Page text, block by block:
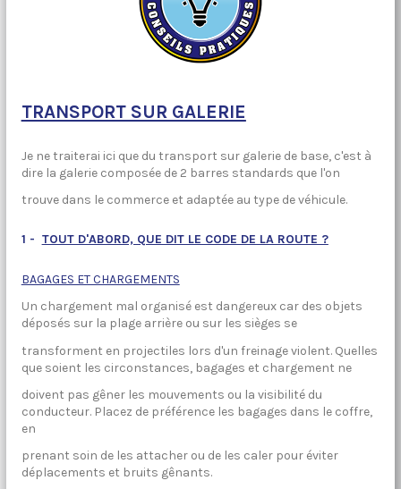
TRANSPORT SUR GALERIE
Je ne traiterai ici que du transport sur galerie de base, c'est à
dire la galerie composée de 2 barres standards que l'on
trouve dans le commerce et adaptée au type de véhicule.
1 - TOUT D'ABORD, QUE DIT LE CODE DE LA ROUTE ?
BAGAGES ET CHARGEMENTS
Un chargement mal organisé est dangereux car des objets
déposés sur la plage arrière ou sur les sièges se
transforment en projectiles lors d'un freinage violent. Quelles
que soient les circonstances, bagages et chargement ne
doivent pas gêner les mouvements ou la visibilité du
conducteur. Placez de préférence les bagages dans le coffre,
en
prenant soin de les attacher ou de les caler pour éviter
déplacements et bruits gênants.